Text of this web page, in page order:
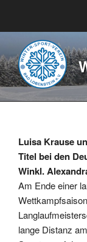
springen
Luisa Krause
Titel bei den
Winkl.
Am Ende einer
lange Distanz